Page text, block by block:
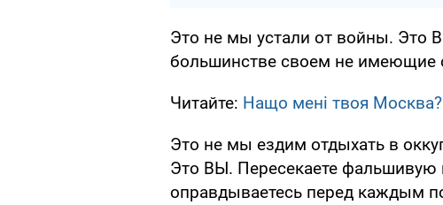
Это не мы устали от войны. Это
большинстве своем не имеющие
Читайте: Нащо мені твоя Москва?
Это не мы ездим отдыхать в
Это ВЫ. Пересекаете фальшивую
оправдываетесь перед каждым